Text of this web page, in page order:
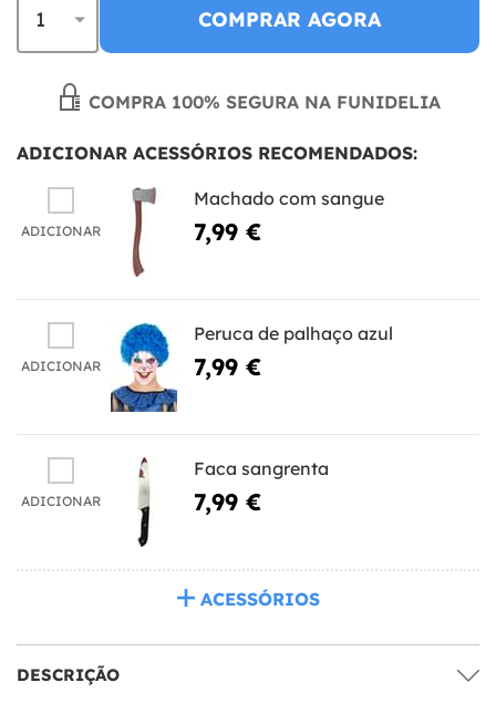
COMPRAR AGORA
COMPRA 100% SEGURA NA FUNIDELIA
ADICIONAR ACESSÓRIOS RECOMENDADOS:
ADICIONAR
Machado com sangue
7,99 €
ADICIONAR
Peruca de palhaço azul
7,99 €
ADICIONAR
Faca sangrenta
7,99 €
ACESSÓRIOS
DESCRIÇÃO